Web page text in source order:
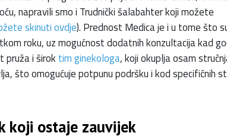
napravili smo i Trudnički šalabahter koji možete
skinuti ovdje). Prednost Medica je i u tome što
roku, uz mogućnost dodatnih konzultacija kad
pruža i široktim ginekologa, koji okuplja osam
što omogućuje potpunu podršku i kod specifičnih
koji ostaje zauvijek